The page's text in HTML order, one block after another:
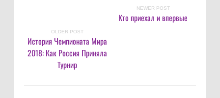
NEWER POST
Кто приехал и впервые
OLDER POST
История Чемпионата Мира
2018: Как Россия Приняла
Турнир